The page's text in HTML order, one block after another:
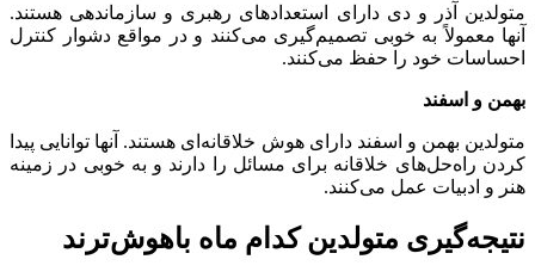
متولدین آذر و دی دارای استعدادهای رهبری و سازماندهی هستند.
آنها معمولاً به خوبی تصمیم‌گیری می‌کنند و در مواقع دشوار کنترل
احساسات خود را حفظ می‌کنند.
بهمن و اسفند
متولدین بهمن و اسفند دارای هوش خلاقانه‌ای هستند. آنها توانایی پیدا
کردن راه‌حل‌های خلاقانه برای مسائل را دارند و به خوبی در زمینه
هنر و ادبیات عمل می‌کنند.
نتیجه‌گیری متولدین کدام ماه باهوش‌ترند